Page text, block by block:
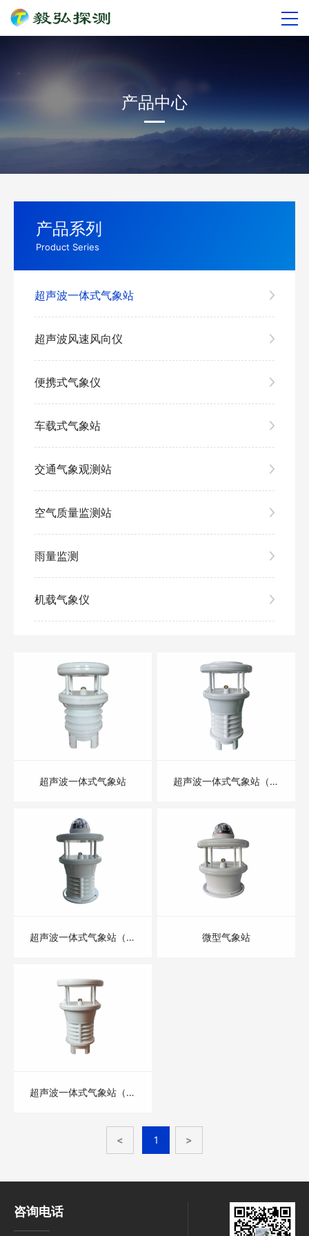
产品中心
产品系列
Product Series
超声波一体式气象站
超声波风速风向仪
便携式气象仪
车载式气象站
交通气象观测站
空气质量监测站
雨量监测
机载气象仪
超声波一体式气象站
超声波一体式气象站（七
超声波一体式气象站（六
微型气象站
超声波一体式气象站（五
< 1 >
咨询电话